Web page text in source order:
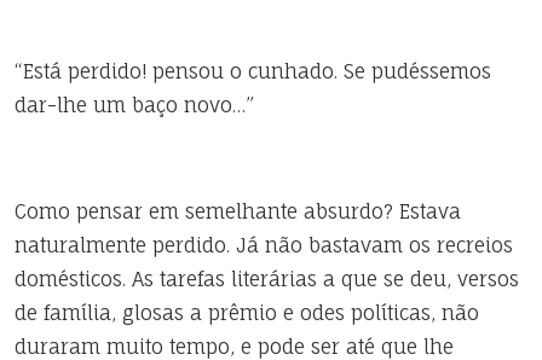
“Está perdido! pensou o cunhado. Se pudéssemos
dar-lhe um baço novo…”
Como pensar em semelhante absurdo? Estava
naturalmente perdido. Já não bastavam os recreios
domésticos. As tarefas literárias a que se deu, versos
de família, glosas a prêmio e odes políticas, não
duraram muito tempo, e pode ser até que lhe